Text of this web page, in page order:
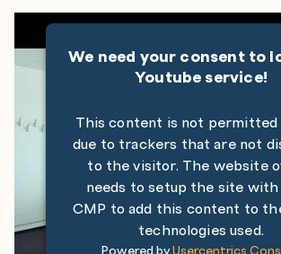
We need your consent to
Youtube service!
This content is not permitted
due to trackers that are not
to the visitor. The website
needs to setup the site
CMP to add this content to
technologies used.
Powered byUsercentrics